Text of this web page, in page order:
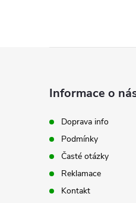
Informace o
Doprava info
Podmínky
Časté otázky
Reklamace
Kontakt